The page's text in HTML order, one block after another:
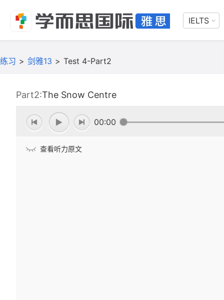
IELTS
练习 > 剑雅13 > Test 4-Part2
Part2:The Snow Centre
00:00
查看听力原文